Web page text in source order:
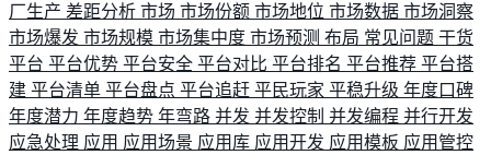
厂生产 差距分析 市场 市场份额 市场地位 市场数据 市场洞察
市场爆发 市场规模 市场集中度 市场预测 布局 常见问题 干货
平台 平台优势 平台安全 平台对比 平台排名 平台推荐 平台搭
建 平台清单 平台盘点 平台追赶 平民玩家 平稳升级 年度口碑
年度潜力 年度趋势 年弯路 并发 并发控制 并发编程 并行开发
应急处理 应用 应用场景 应用库 应用开发 应用模板 应用管控